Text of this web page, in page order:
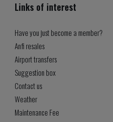
Links of interest
Have you just become a member?
Anfi resales
Airport transfers
Suggestion box
Contact us
Weather
Maintenance Fee